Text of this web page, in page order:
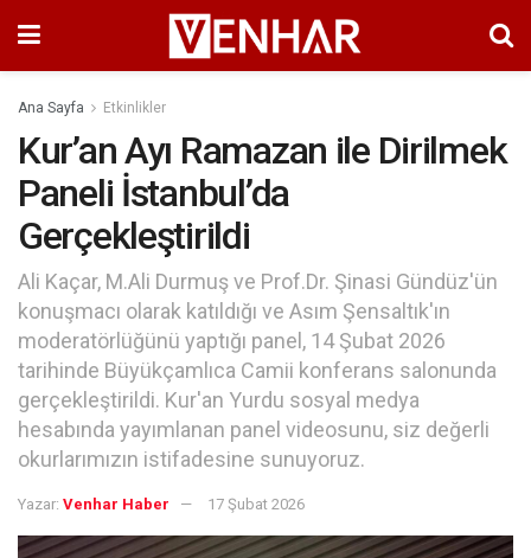
Ana Sayfa Etkinlikler
Kur’an Ayı Ramazan ile Dirilmek
Paneli İstanbul’da
Gerçekleştirildi
Ali Kaçar, M.Ali Durmuş ve Prof.Dr. Şinasi Gündüz'ün
konuşmacı olarak katıldığı ve Asım Şensaltık'ın
moderatörlüğünü yaptığı panel, 14 Şubat 2026
tarihinde Büyükçamlıca Camii konferans salonunda
gerçekleştirildi. Kur'an Yurdu sosyal medya
hesabında yayımlanan panel videosunu, siz değerli
okurlarımızın istifadesine sunuyoruz.
Yazar: Venhar Haber 17 Şubat 2026